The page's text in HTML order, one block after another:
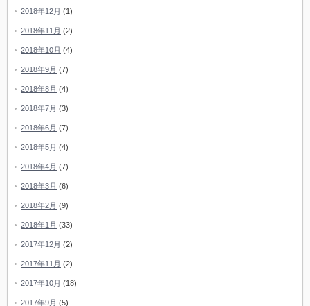
2018年12月 (1)
2018年11月 (2)
2018年10月 (4)
2018年9月 (7)
2018年8月 (4)
2018年7月 (3)
2018年6月 (7)
2018年5月 (4)
2018年4月 (7)
2018年3月 (6)
2018年2月 (9)
2018年1月 (33)
2017年12月 (2)
2017年11月 (2)
2017年10月 (18)
2017年9月 (5)